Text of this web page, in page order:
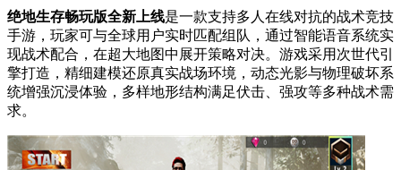
绝地生存畅玩版全新上线是一款支持多人在线对抗的战术竞技
手游，玩家可与全球用户实时匹配组队，通过智能语音系统实
现战术配合，在超大地图中展开策略对决。游戏采用次世代引
擎打造，精细建模还原真实战场环境，动态光影与物理破坏系
统增强沉浸体验，多样地形结构满足伏击、强攻等多种战术需
求。